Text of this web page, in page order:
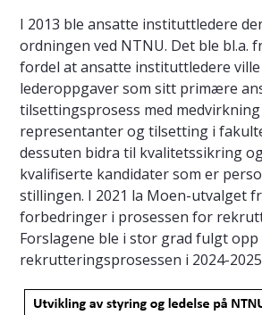
I 2013 ble ansatte instituttledere
ordningen ved NTNU. Det ble bl.a.
fordel at ansatte instituttledere ville
lederoppgaver som sitt primære
tilsettingsprosess med
representanter og tilsetting i
dessuten bidra til kvalitetssikring
kvalifiserte kandidater som er
stillingen. I 2021 la Moen-utvalget
forbedringer i prosessen for
Forslagene ble i stor grad fulgt opp
rekrutteringsprosessen i 2024-